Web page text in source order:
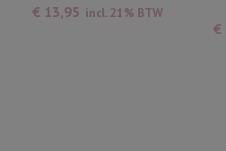
Waardering
4.25uit
€ 13,95 incl. 21% BTW
€